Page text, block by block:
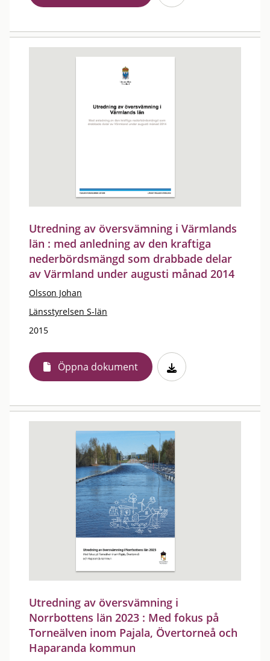
Utredning av översvämning i Värmlands
län : med anledning av den kraftiga
nederbördsmängd som drabbade delar
av Värmland under augusti månad 2014
Olsson Johan
Länsstyrelsen S-län
2015
Öppna dokument
Utredning av översvämning i
Norrbottens län 2023 : Med fokus på
Torneälven inom Pajala, Övertorneå och
Haparanda kommun